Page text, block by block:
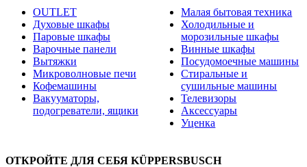
OUTLET
Духовые шкафы
Паровые шкафы
Варочные панели
Вытяжки
Микроволновые печи
Кофемашины
Вакууматоры,
подогреватели, ящики
Малая бытовая техника
Холодильные и
морозильные шкафы
Винные шкафы
Посудомоечные машины
Стиральные и
сушильные машины
Телевизоры
Аксессуары
Уценка
ОТКРОЙТЕ ДЛЯ СЕБЯ KÜPPERSBUSCH